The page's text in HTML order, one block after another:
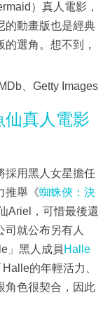
）真人電影，
的動畫版也是經典
選角。想不到，
、Getty Images
仙真人電影
採用黑人女星擔任
推舉《蜘蛛俠：決
Ariel，可惜最後還
司就公布另有人
」黑人成員 Halle
的年輕活力、
角色很契合，因此